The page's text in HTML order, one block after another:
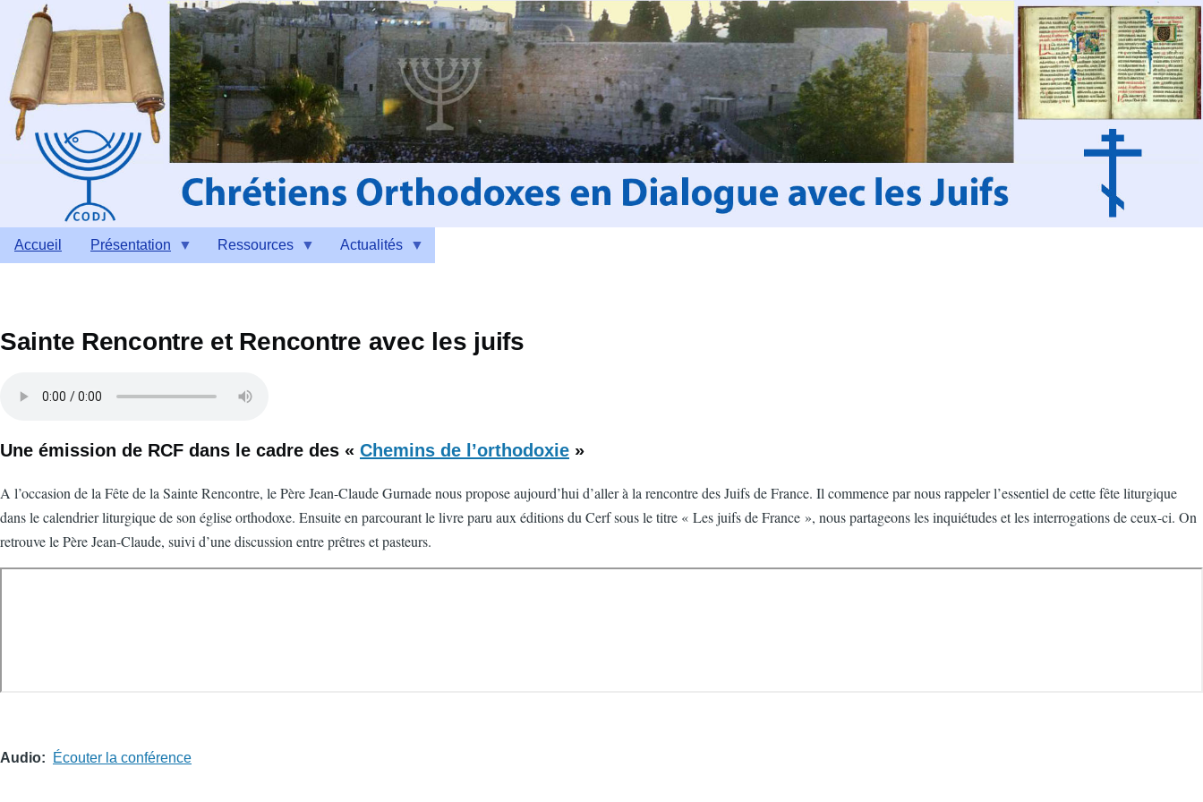
Aller au contenu principal
Accueil Présentation Ressources Actualités
Sainte Rencontre et Rencontre avec les juifs
Une émission de RCF dans le cadre des « Chemins de l’orthodoxie »
A l’occasion de la Fête de la Sainte Rencontre, le Père Jean-Claude Gurnade nous propose aujourd’hui d’aller à la rencontre des Juifs de France. Il commence par nous rappeler l’essentiel de cette fête liturgique
dans le calendrier liturgique de son église orthodoxe. Ensuite en parcourant le livre paru aux éditions du Cerf sous le titre « Les juifs de France », nous partageons les inquiétudes et les interrogations de ceux-ci. On
retrouve le Père Jean-Claude, suivi d’une discussion entre prêtres et pasteurs.
Audio Écouter la conférence